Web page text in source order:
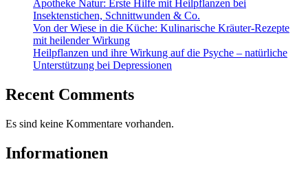
Apotheke Natur: Erste Hilfe mit Heilpflanzen bei
Insektenstichen, Schnittwunden & Co.
Von der Wiese in die Küche: Kulinarische Kräuter-Rezepte
mit heilender Wirkung
Heilpflanzen und ihre Wirkung auf die Psyche – natürliche
Unterstützung bei Depressionen
Recent Comments
Es sind keine Kommentare vorhanden.
Informationen